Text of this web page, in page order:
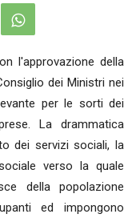
l'approvazione della
dei Ministri nei
per le sorti dei
La drammatica
dei servizi sociali, la
verso la quale
della popolazione
ed impongono